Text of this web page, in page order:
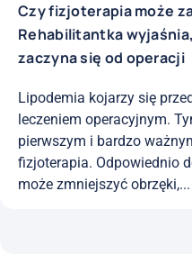
Czy fizjoterapia może
Rehabilitantka
zaczyna się od operacji
Lipodemia kojarzy się
leczeniem operacyjnym.
pierwszym i bardzo
fizjoterapia. Odpowiednio
może zmniejszyć obrzęki,...